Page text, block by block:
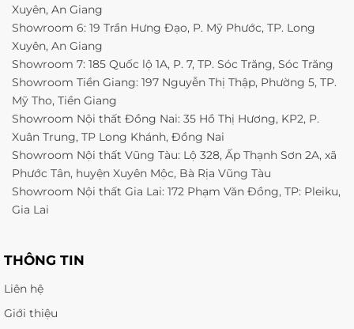
Xuyên, An Giang
Showroom 6: 19 Trần Hưng Đạo, P. Mỹ Phước, TP. Long
Xuyên, An Giang
Showroom 7: 185 Quốc lộ 1A, P. 7, TP. Sóc Trăng, Sóc Trăng
Showroom Tiền Giang: 197 Nguyễn Thị Thập, Phường 5, TP.
Mỹ Tho, Tiền Giang
Showroom Nội thất Đồng Nai: 35 Hồ Thị Hương, KP2, P.
Xuân Trung, TP Long Khánh, Đồng Nai
Showroom Nội thất Vũng Tàu: Lộ 328, Ấp Thạnh Sơn 2A, xã
Phước Tân, huyện Xuyên Mộc, Bà Rịa Vũng Tàu
Showroom Nội thất Gia Lai: 172 Phạm Văn Đồng, TP: Pleiku,
Gia Lai
THÔNG TIN
Liên hệ
Giới thiệu